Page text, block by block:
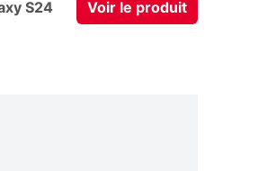
S24
Voir le produit